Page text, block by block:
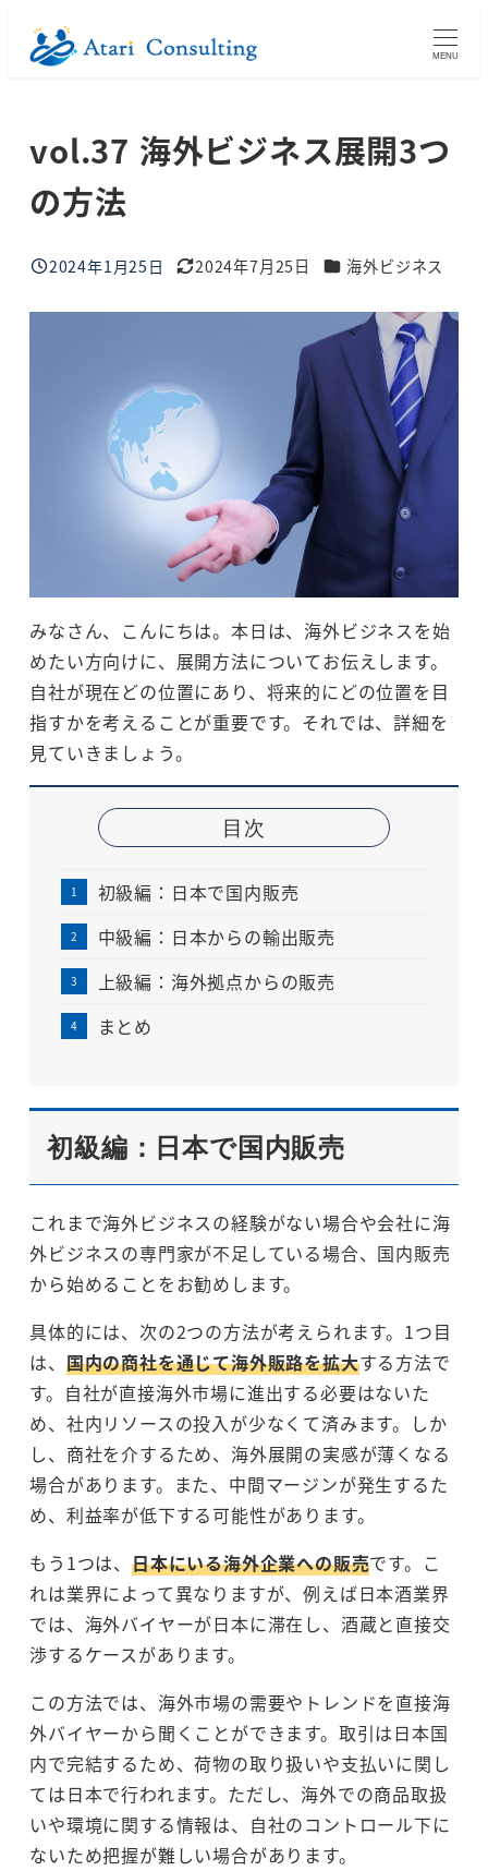
MENU
vol.37 海外ビジネス展開3つ
の方法
投稿日
2024年1月25日
更新日
2024年7月25日 ブログカテゴリー
海外ビジネス
みなさん、こんにちは。本日は、海外ビジネスを始
めたい方向けに、展開方法についてお伝えします。
自社が現在どの位置にあり、将来的にどの位置を目
指すかを考えることが重要です。それでは、詳細を
見ていきましょう。
目次
初級編：日本で国内販売
中級編：日本からの輸出販売
上級編：海外拠点からの販売
まとめ
初級編：日本で国内販売
これまで海外ビジネスの経験がない場合や会社に海
外ビジネスの専門家が不足している場合、国内販売
から始めることをお勧めします。
具体的には、次の2つの方法が考えられます。1つ目
は、 国内の商社を通じて海外販路を拡大する方法で
す。自社が直接海外市場に進出する必要はないた
め、社内リソースの投入が少なくて済みます。しか
し、商社を介するため、海外展開の実感が薄くなる
場合があります。また、中間マージンが発生するた
め、利益率が低下する可能性があります。
もう1つは、 日本にいる海外企業への販売です。こ
れは業界によって異なりますが、例えば日本酒業界
では、海外バイヤーが日本に滞在し、酒蔵と直接交
渉するケースがあります。
この方法では、海外市場の需要やトレンドを直接海
外バイヤーから聞くことができます。取引は日本国
内で完結するため、荷物の取り扱いや支払いに関し
ては日本で行われます。ただし、海外での商品取扱
いや環境に関する情報は、自社のコントロール下に
ないため把握が難しい場合があります。